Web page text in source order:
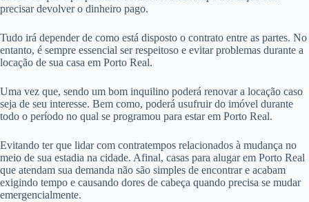
precisar devolver o dinheiro pago.
Tudo irá depender de como está disposto o contrato entre as partes. No
entanto, é sempre essencial ser respeitoso e evitar problemas durante a
locação de sua casa em Porto Real.
Uma vez que, sendo um bom inquilino poderá renovar a locação caso
seja de seu interesse. Bem como, poderá usufruir do imóvel durante
todo o período no qual se programou para estar em Porto Real.
Evitando ter que lidar com contratempos relacionados à mudança no
meio de sua estadia na cidade. Afinal, casas para alugar em Porto Real
que atendam sua demanda não são simples de encontrar e acabam
exigindo tempo e causando dores de cabeça quando precisa se mudar
emergencialmente.